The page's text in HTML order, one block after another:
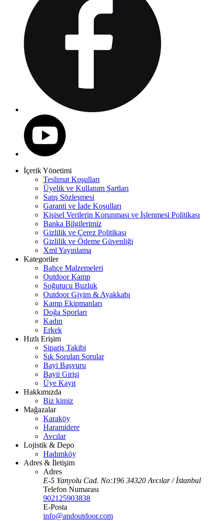
İçerik Yönetimi
Teslimat Koşulları
Üyelik ve Kullanım Şartları
Satış Sözleşmesi
Garanti ve İade Koşulları
Kişisel Verilerin Korunması ve İşlenmesi Politikası
Banka Bilgilerimiz
Gizlilik ve Çerez Politikası
Gizlilik ve Ödeme Güvenliği
Xml Yayınlama
Kategoriler
Bahçe Malzemeleri
Outdoor Kamp
Soğutucu Buzluk
Outdoor Giyim & Ayakkabı
Kamp Ekipmanları
Doğa Sporları
Kadın
Erkek
Hızlı Erişim
Sipariş Takibi
Sık Sorulan Sorular
Bayi Başvuru
Bayii Girişi
Üye Kayıt
Hakkımızda
Biz kimiz
Mağazalar
Karaköy
Haramidere
Avcılar
Lojistik & Depo
Hadımköy
Adres & İletişim
Adres
E-5 Yanyolu Cad. No:196 34320 Avcılar / İstanbul
Telefon Numarası
902125903838
E-Posta
info@andoutdoor.com